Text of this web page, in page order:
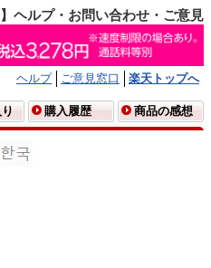
】ヘルプ・お問い合わせ・ご意見
ヘルプ ご意見窓口
楽天トップへ
購入履歴 商品の感想